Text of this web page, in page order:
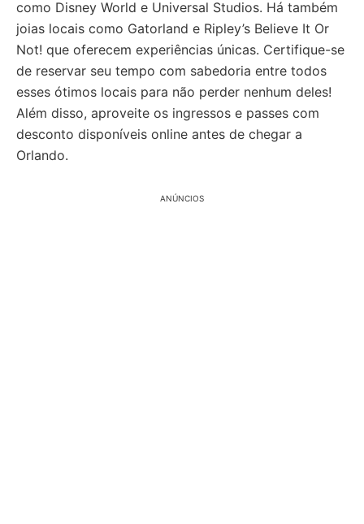
como Disney World e Universal Studios. Há também
joias locais como Gatorland e Ripley’s Believe It Or
Not! que oferecem experiências únicas. Certifique-se
de reservar seu tempo com sabedoria entre todos
esses ótimos locais para não perder nenhum deles!
Além disso, aproveite os ingressos e passes com
desconto disponíveis online antes de chegar a
Orlando.
ANÚNCIOS